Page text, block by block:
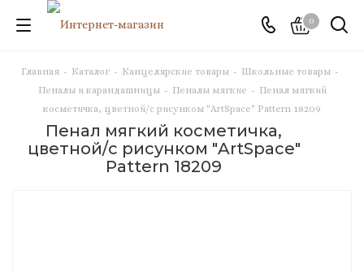
0
Главная - Каталог - Канцелярские товары - Школьные товары -
Пеналы и карандашницы - Пеналы мягкие - Пенал мягкий
косметичка, цветной/с рисунком "ArtSpace" Pattern 18209
Пенал мягкий косметичка,
цветной/с рисунком "ArtSpace"
Pattern 18209